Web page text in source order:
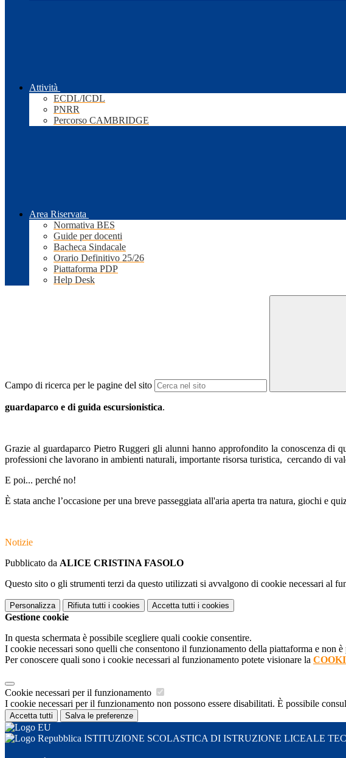
Attività
ECDL/ICDL
PNRR
Percorso CAMBRIDGE
Area Riservata
Normativa BES
Guide per docenti
Bacheca Sindacale
Orario Definitivo 25/26
Piattaforma PDP
Help Desk
Campo di ricerca per le pagine del sito
guardaparco e di guida escursionistica.
Grazie al guardaparco Pietro Ruggeri gli alunni hanno approfondito la conoscenza di
professioni che lavorano in ambienti naturali, importante risorsa turistica, cercando di
E poi... perché no!
È stata anche l’occasione per una breve passeggiata all'aria aperta tra natura, giochi e
Notizie
Pubblicato da ALICE CRISTINA FASOLO
Questo sito o gli strumenti terzi da questo utilizzati si avvalgono di cookie necessari al
Personalizza Rifiuta tutti i cookies Accetta tutti i cookies
Gestione cookie
In questa schermata è possibile scegliere quali cookie consentire.
I cookie necessari sono quelli che consentono il funzionamento della piattaforma e non
Per conoscere quali sono i cookie necessari al funzionamento potete visionare la
Cookie necessari per il funzionamento
I cookie necessari per il funzionamento non possono essere disabilitati. È possibile
Accetta tutti Salva le preferenze
ISTITUZIONE SCOLASTICA DI ISTRUZIONE LICEALE